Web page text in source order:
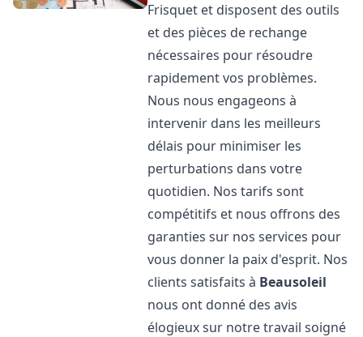
Frisquet et disposent des outils
et des pièces de rechange
nécessaires pour résoudre
rapidement vos problèmes.
Nous nous engageons à
intervenir dans les meilleurs
délais pour minimiser les
perturbations dans votre
quotidien. Nos tarifs sont
compétitifs et nous offrons des
garanties sur nos services pour
vous donner la paix d'esprit. Nos
clients satisfaits à Beausoleil
nous ont donné des avis
élogieux sur notre travail soigné